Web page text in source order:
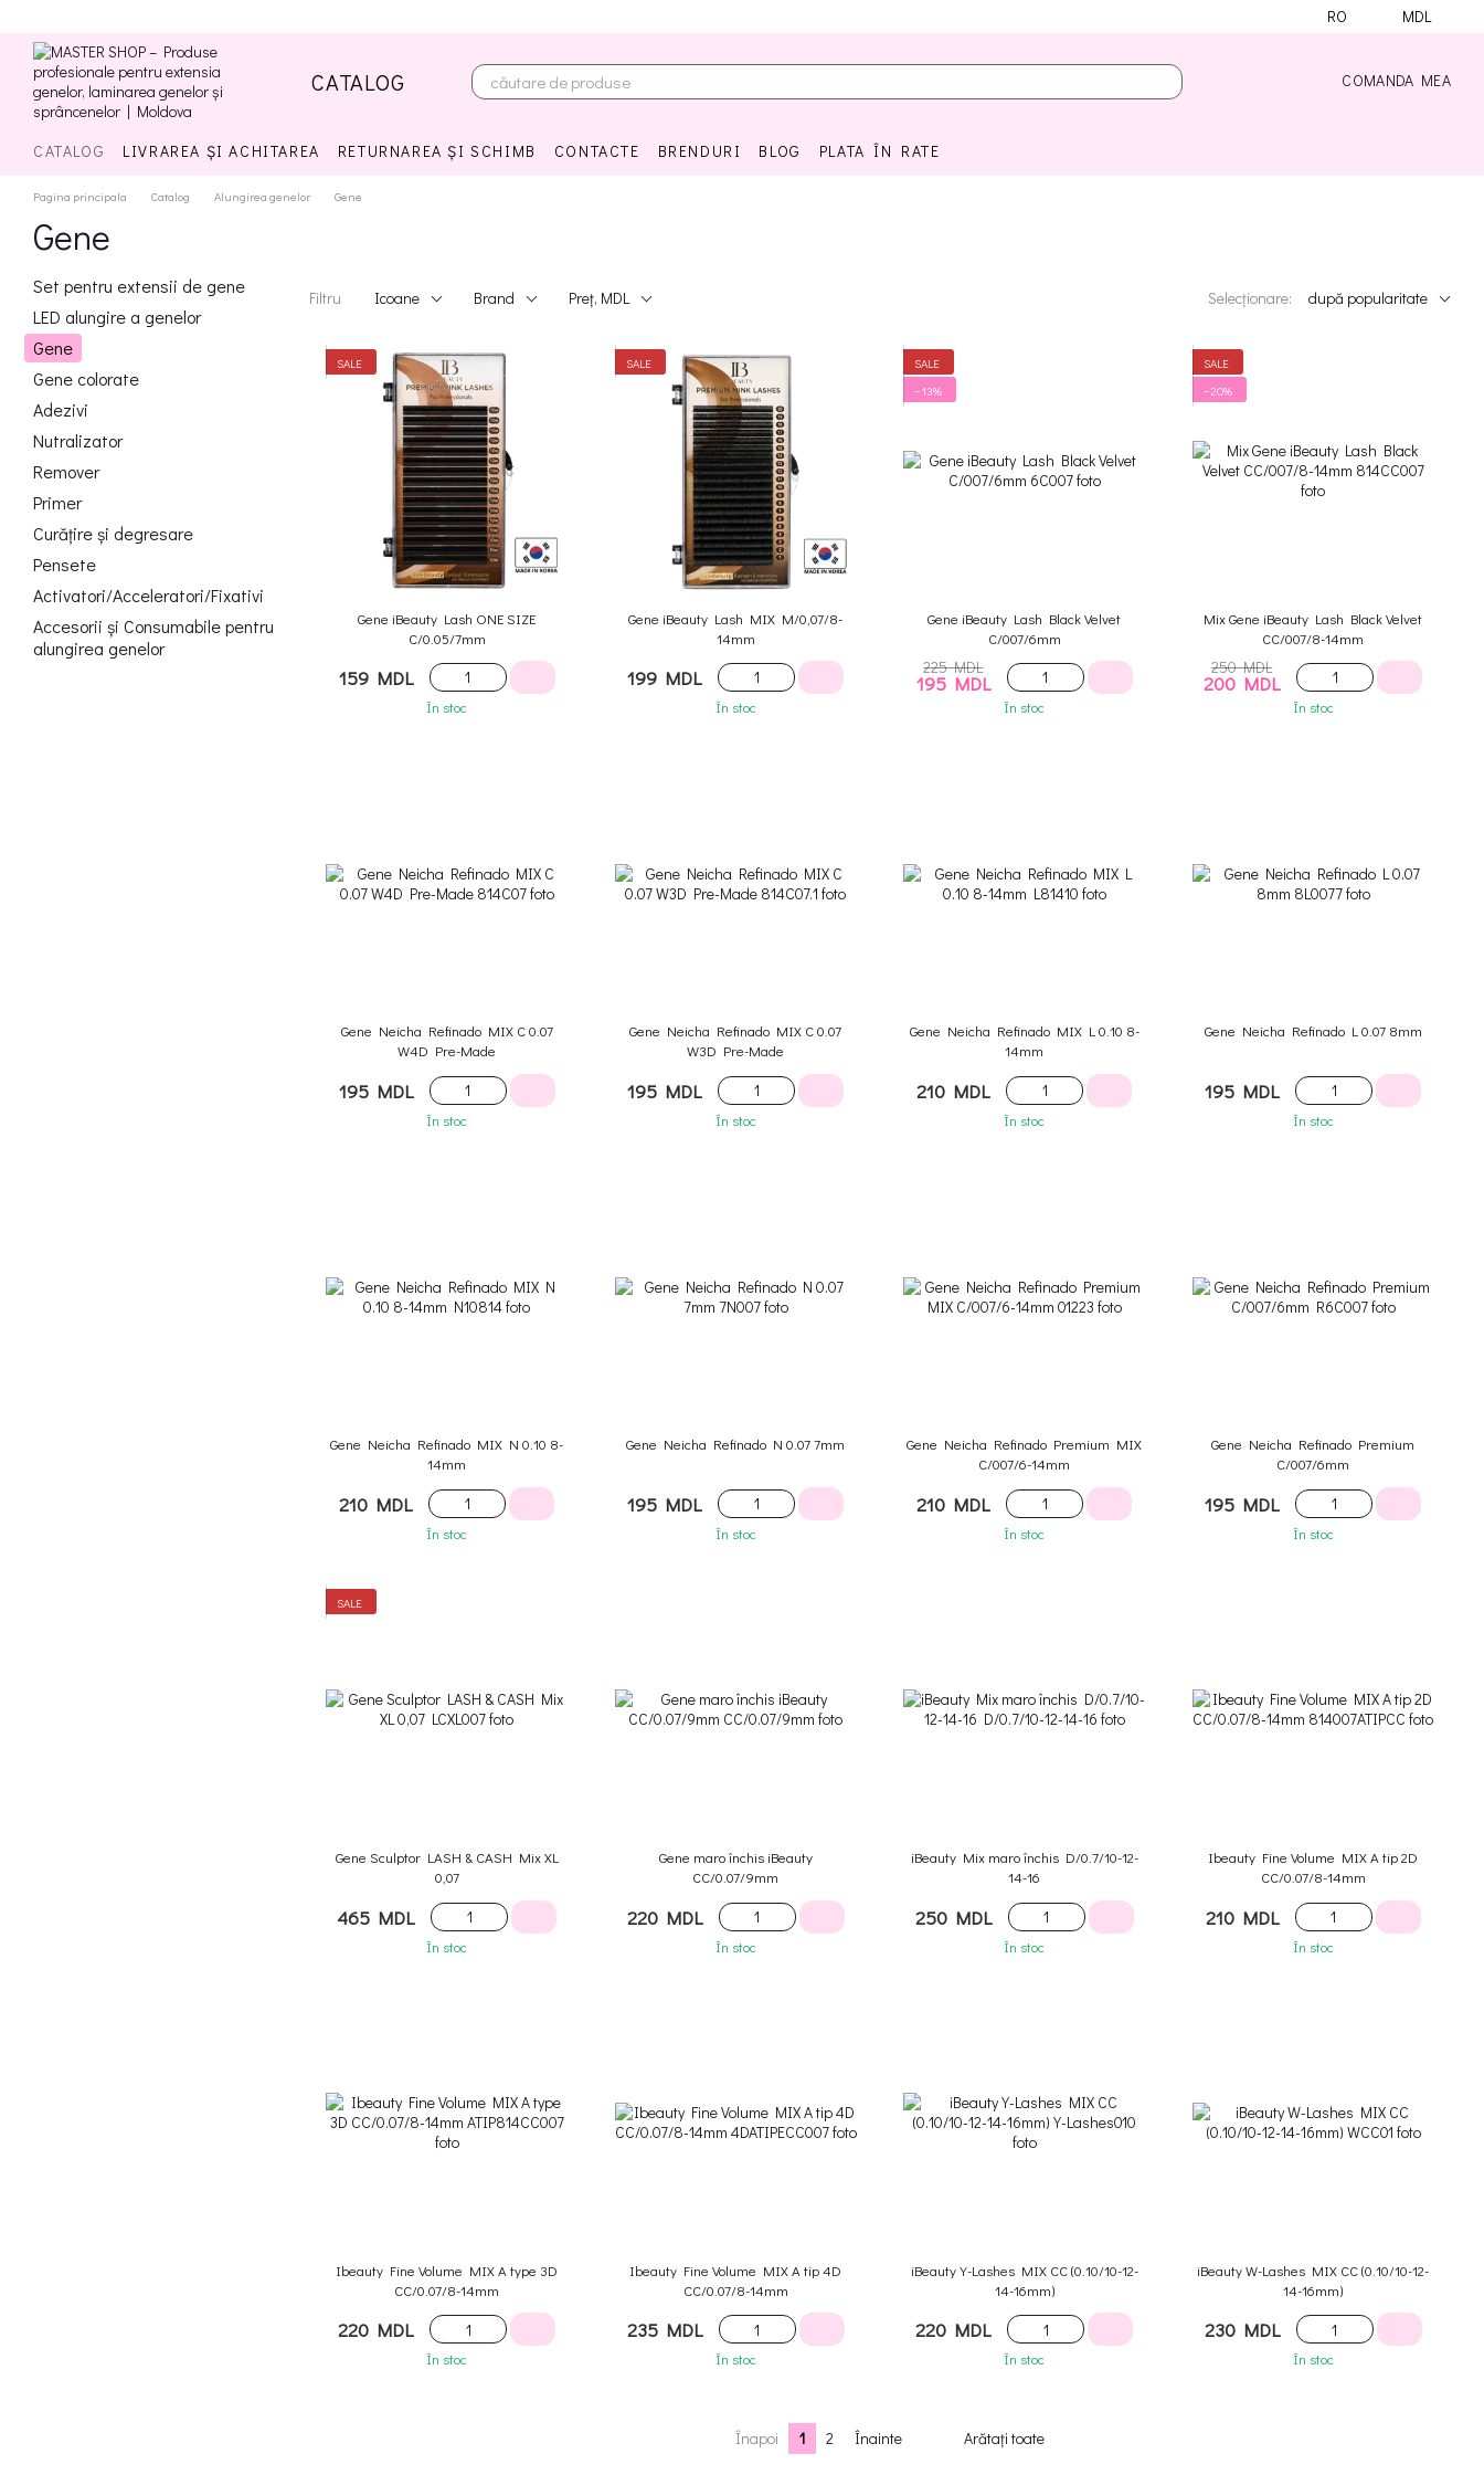
RO MDL
CATALOG COMANDA MEA
CATALOG LIVRAREA ȘI ACHITAREA RETURNAREA ȘI SCHIMB CONTACTE BRENDURI BLOG PLATA ÎN RATE
Pagina principala Catalog Alungirea genelor Gene
Gene
Filtru Icoane Brand Preț, MDL Selecționare: după popularitate
SALE
Gene iBeauty Lash ONE SIZE
C/0.05/7mm
159 MDL
În stoc
SALE
Gene iBeauty Lash MIX M/0,07/8-
14mm
199 MDL
În stoc
SALE
−13%
Gene iBeauty Lash Black Velvet
C/007/6mm
225 MDL
195 MDL
În stoc
SALE
−20%
Mix Gene iBeauty Lash Black Velvet
CC/007/8-14mm
250 MDL
200 MDL
În stoc
Gene Neicha Refinado MIX C 0.07
W4D Pre-Made
195 MDL
În stoc
Gene Neicha Refinado MIX C 0.07
W3D Pre-Made
195 MDL
În stoc
Gene Neicha Refinado MIX L 0.10 8-
14mm
210 MDL
În stoc
Gene Neicha Refinado L 0.07 8mm
195 MDL
În stoc
Gene Neicha Refinado MIX N 0.10 8-
14mm
210 MDL
În stoc
Gene Neicha Refinado N 0.07 7mm
195 MDL
În stoc
Gene Neicha Refinado Premium MIX
C/007/6-14mm
210 MDL
În stoc
Gene Neicha Refinado Premium
C/007/6mm
195 MDL
În stoc
SALE
Gene Sculptor LASH & CASH Mix XL
0,07
465 MDL
În stoc
Gene maro închis iBeauty
CC/0.07/9mm
220 MDL
În stoc
iBeauty Mix maro închis D/0.7/10-12-
14-16
250 MDL
În stoc
Ibeauty Fine Volume MIX A tip 2D
CC/0.07/8-14mm
210 MDL
În stoc
Ibeauty Fine Volume MIX A type 3D
CC/0.07/8-14mm
220 MDL
În stoc
Ibeauty Fine Volume MIX A tip 4D
CC/0.07/8-14mm
235 MDL
În stoc
iBeauty Y-Lashes MIX CC (0.10/10-12-
14-16mm)
220 MDL
În stoc
iBeauty W-Lashes MIX CC (0.10/10-12-
14-16mm)
230 MDL
În stoc
Înapoi 1 2 Înainte Arătați toate
Set pentru extensii de gene
LED alungire a genelor
Gene
Gene colorate
Adezivi
Nutralizator
Remover
Primer
Curățire și degresare
Pensete
Activatori/Acceleratori/Fixativi
Accesorii și Consumabile pentru
alungirea genelor